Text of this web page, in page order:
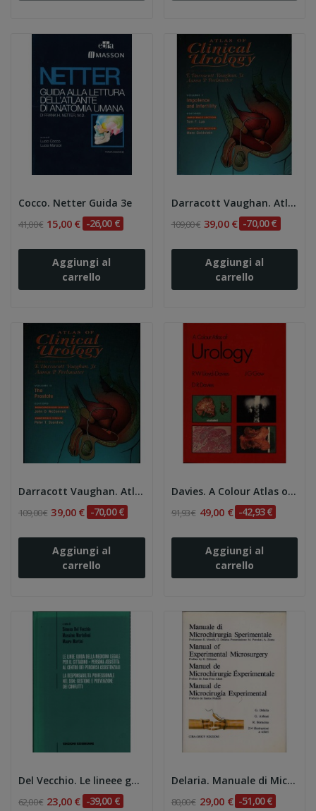
Cocco. Netter Guida 3e
41,00 € 15,00 € -26,00 €
Aggiungi al
carrello
Darracott Vaughan. Atlas of Clinical Urology V1...
109,00 € 39,00 € -70,00 €
Aggiungi al
carrello
Darracott Vaughan. Atlas of Clinical Urology V2...
109,00 € 39,00 € -70,00 €
Aggiungi al
carrello
Davies. A Colour Atlas of Urology
91,93 € 49,00 € -42,93 €
Aggiungi al
carrello
Del Vecchio. Le lineee guida della medicina...
62,00 € 23,00 € -39,00 €
Delaria. Manuale di Microchirurgia Sperimentale
80,00 € 29,00 € -51,00 €